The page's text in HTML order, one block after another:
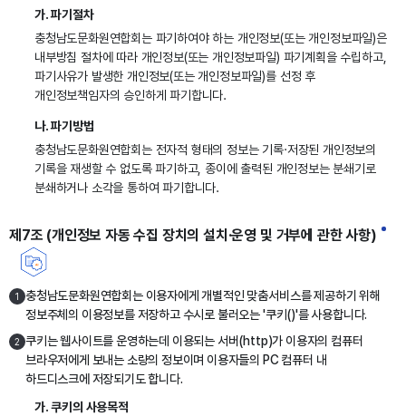
가. 파기절차
충청남도문화원연합회는 파기하여야 하는 개인정보(또는 개인정보파일)은
내부방침 절차에 따라 개인정보(또는 개인정보파일) 파기계획을 수립하고,
파기사유가 발생한 개인정보(또는 개인정보파일)를 선정 후
개인정보책임자의 승인하게 파기합니다.
나. 파기방법
충청남도문화원연합회는 전자적 형태의 정보는 기록·저장된 개인정보의
기록을 재생할 수 없도록 파기하고, 종이에 출력된 개인정보는 분쇄기로
분쇄하거나 소각을 통하여 파기합니다.
제7조 (개인정보 자동 수집 장치의 설치·운영 및 거부에 관한 사항)
1
충청남도문화원연합회는 이용자에게 개별적인 맞춤서비스를 제공하기 위해
정보주체의 이용정보를 저장하고 수시로 불러오는 '쿠키()'를 사용합니다.
2 쿠키는 웹사이트를 운영하는데 이용되는 서버(http)가 이용자의 컴퓨터
브라우저에게 보내는 소량의 정보이며 이용자들의 PC 컴퓨터 내
하드디스크에 저장되기도 합니다.
가. 쿠키의 사용목적